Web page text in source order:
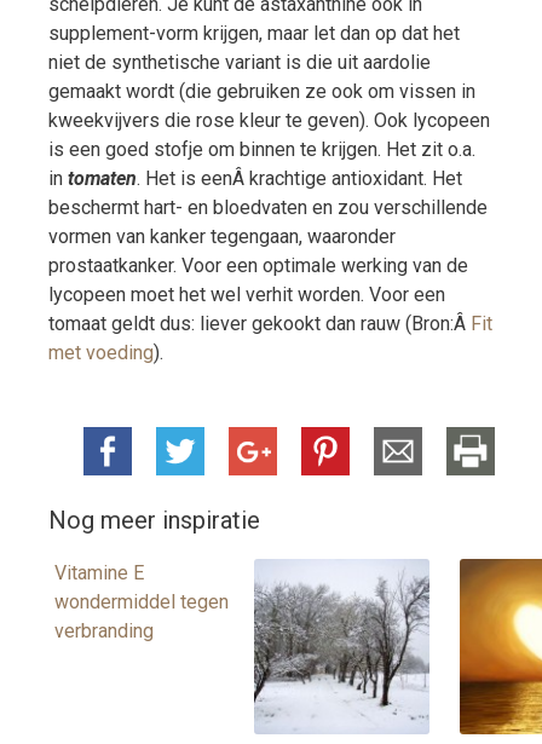
supplement-vorm krijgen, maar let dan op dat het
niet de synthetische variant is die uit aardolie
gemaakt wordt (die gebruiken ze ook om vissen in
kweekvijvers die rose kleur te geven). Ook lycopeen
is een goed stofje om binnen te krijgen. Het zit o.a.
in tomaten. Het is eenÂ krachtige antioxidant. Het
beschermt hart- en bloedvaten en zou verschillende
vormen van kanker tegengaan, waaronder
prostaatkanker. Voor een optimale werking van de
lycopeen moet het wel verhit worden. Voor een
tomaat geldt dus: liever gekookt dan rauw (Bron:Â Fit
met voeding).
Nog meer inspiratie
Vitamine E
wondermiddel tegen
verbranding